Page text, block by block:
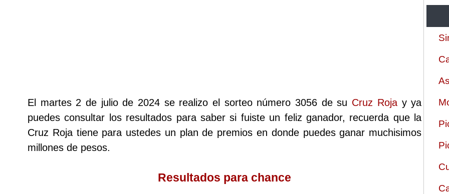
Antioqueñita Día
Antioqueñita Tarde
El martes 2 de julio de 2024 se realizo el sorteo número 3056 de su Cruz Rojay ya
puedes consultar los resultados para saber si fuiste un feliz ganador, recuerda que la
Cruz Roja tiene para ustedes un plan de premios en donde puedes ganar muchisimos
millones de pesos.
Resultados para chance